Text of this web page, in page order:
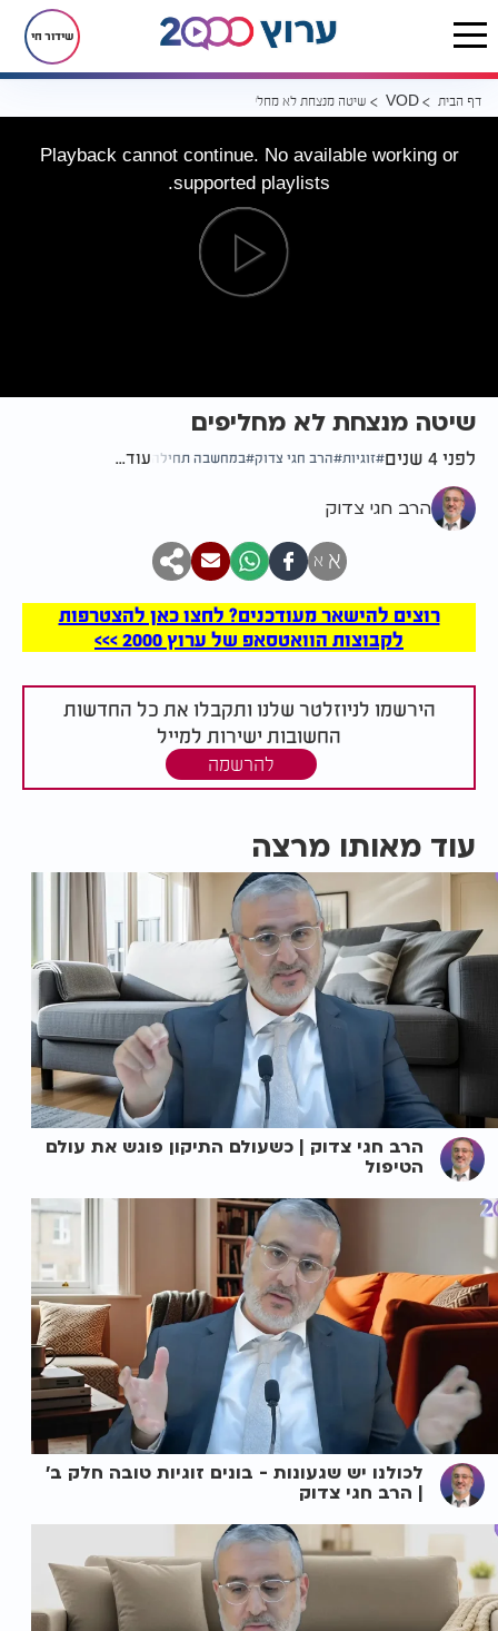
שידור חי
דף הבית VOD שיטה מנצחת לא מחליפים
Playback cannot continue. No available working or
supported playlists.
שיטה מנצחת לא מחליפים
לפני 4 שנים זוגיות הרב חגי צדוק במחשבה תחילה עוד...
הרב חגי צדוק
א א
רוצים להישאר מעודכנים? לחצו כאן להצטרפות
לקבוצות הוואטסאפ של ערוץ 2000 >>>
הירשמו לניוזלטר שלנו ותקבלו את כל החדשות
החשובות ישירות למייל
להרשמה
עוד מאותו מרצה
הרב חגי צדוק | כשעולם התיקון פוגש את עולם
הטיפול
לכולנו יש שגעונות - בונים זוגיות טובה חלק ב'
| הרב חגי צדוק